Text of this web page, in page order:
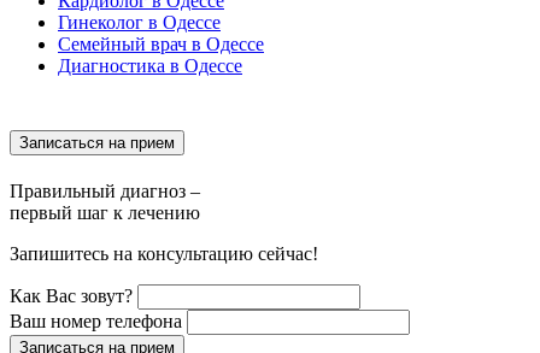
Гинеколог в Одессе
Семейный врач в Одессе
Диагностика в Одессе
Записаться на прием
Правильный диагноз –
первый шаг к лечению
Запишитесь на консультацию сейчас!
Как Вас зовут?
Ваш номер телефона
Записаться на прием